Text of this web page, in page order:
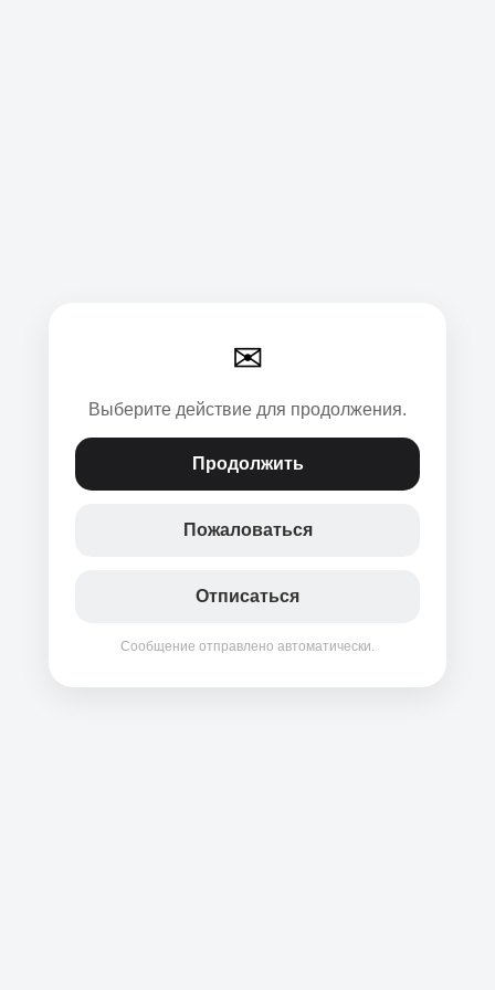
✉
Выберите действие для продолжения.
Продолжить
Пожаловаться
Отписаться
Сообщение отправлено автоматически.